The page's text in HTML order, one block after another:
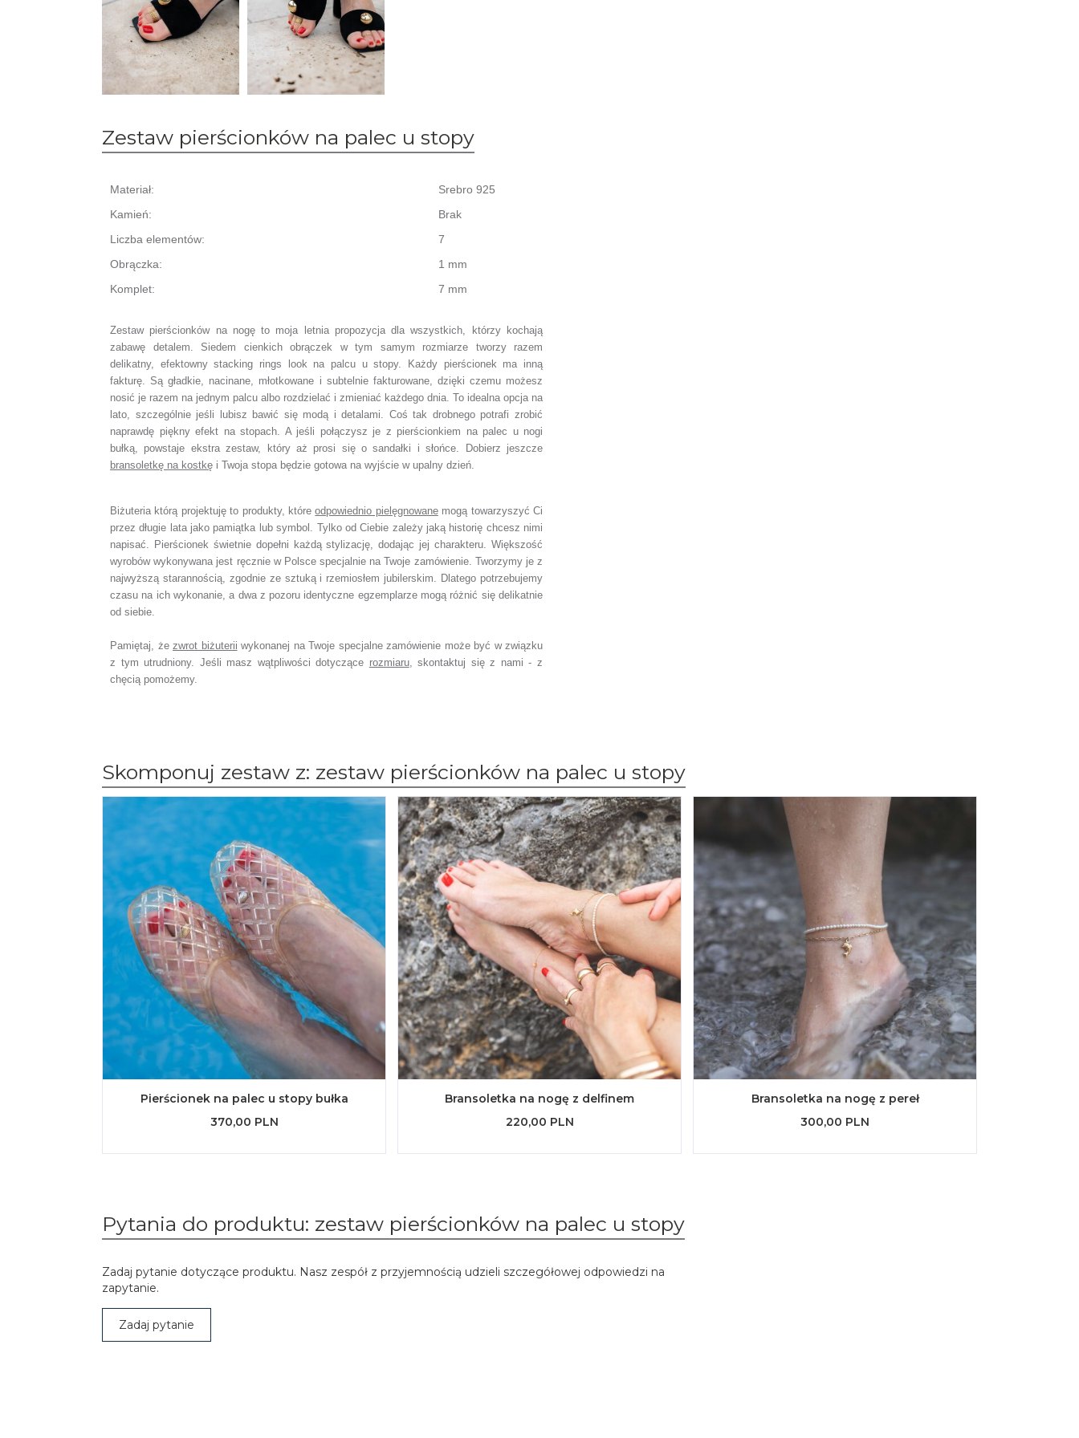
Zestaw pierścionków na palec u stopy
Materiał:
Srebro 925
Kamień:
Brak
Liczba elementów:
7
Obrączka:
1 mm
Komplet:
7 mm
Zestaw pierścionków na nogę to moja letnia propozycja dla wszystkich, którzy kochają
zabawę detalem. Siedem cienkich obrączek w tym samym rozmiarze tworzy razem
delikatny, efektowny stacking rings look na palcu u stopy. Każdy pierścionek ma inną
fakturę. Są gładkie, nacinane, młotkowane i subtelnie fakturowane, dzięki czemu możesz
nosić je razem na jednym palcu albo rozdzielać i zmieniać każdego dnia. To idealna opcja na
lato, szczególnie jeśli lubisz bawić się modą i detalami. Coś tak drobnego potrafi zrobić
naprawdę piękny efekt na stopach. A jeśli połączysz je z pierścionkiem na palec u nogi
bułką, powstaje ekstra zestaw, który aż prosi się o sandałki i słońce. Dobierz jeszcze
bransoletkę na kostkę i Twoja stopa będzie gotowa na wyjście w upalny dzień.
Biżuteria którą projektuję to produkty, któreodpowiednio pielęgnowanemogą towarzyszyć Ci
przez długie lata jako pamiątka lub symbol. Tylko od Ciebie zależy jaką historię chcesz nimi
napisać. Pierścionek świetnie dopełni każdą stylizację, dodając jej charakteru. Większość
wyrobów wykonywana jest ręcznie w Polsce specjalnie na Twoje zamówienie. Tworzymy je z
najwyższą starannością, zgodnie ze sztuką i rzemiosłem jubilerskim. Dlatego potrzebujemy
czasu na ich wykonanie, a dwa z pozoru identyczne egzemplarze mogą różnić się delikatnie
od siebie.
Pamiętaj, że zwrot biżuterii wykonanej na Twoje specjalne zamówienie może być w związku
z tym utrudniony. Jeśli masz wątpliwości dotyczące rozmiaru, skontaktuj się z nami - z
chęcią pomożemy.
Skomponuj zestaw z: zestaw pierścionków na palec u stopy
Pierścionek na palec u stopy bułka
370,00 PLN
Bransoletka na nogę z delfinem
220,00 PLN
Bransoletka na nogę z pereł
300,00 PLN
Pytania do produktu: zestaw pierścionków na palec u stopy
Zadaj pytanie dotyczące produktu. Nasz zespół z przyjemnością udzieli szczegółowej odpowiedzi na
zapytanie.
Zadaj pytanie